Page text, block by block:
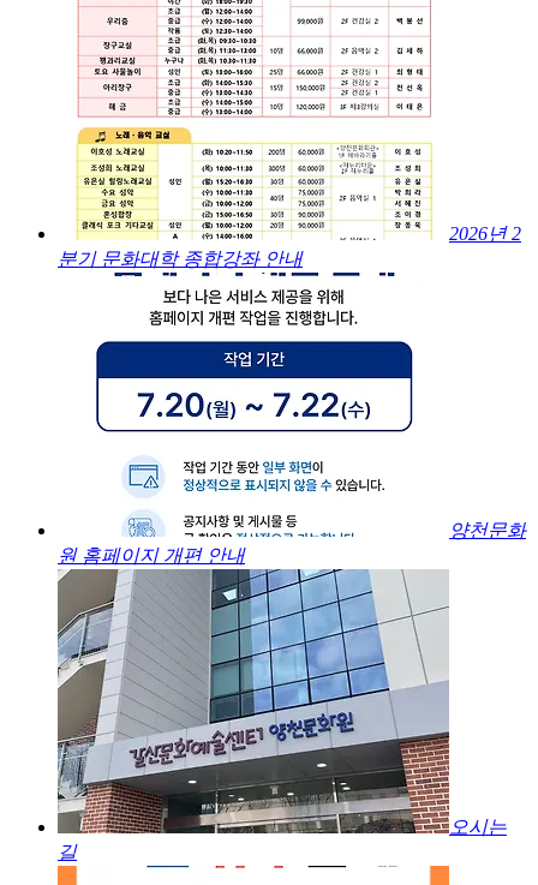
2026년 2
분기 문화대학 종합강좌 안내
양천문화
원 홈페이지 개편 안내
오시는
길